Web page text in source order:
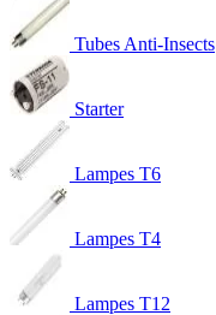
Tubes Anti-Insects
Starter
Lampes T6
Lampes T4
Lampes T12